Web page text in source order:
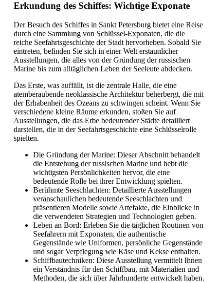
Erkundung des Schiffes: Wichtige Exponate
Der Besuch des Schiffes in Sankt Petersburg bietet eine Reise
durch eine Sammlung von Schlüssel-Exponaten, die die
reiche Seefahrtsgeschichte der Stadt hervorheben. Sobald Sie
eintreten, befinden Sie sich in einer Welt erstaunlicher
Ausstellungen, die alles von der Gründung der russischen
Marine bis zum alltäglichen Leben der Seeleute abdecken.
Das Erste, was auffällt, ist die zentrale Halle, die eine
atemberaubende neoklassische Architektur beherbergt, die mit
der Erhabenheit des Ozeans zu schwingen scheint. Wenn Sie
verschiedene kleine Räume erkunden, stoßen Sie auf
Ausstellungen, die das Erbe bedeutender Städte detailliert
darstellen, die in der Seefahrtsgeschichte eine Schlüsselrolle
spielten.
Die Gründung der Marine: Dieser Abschnitt behandelt
die Entstehung der russischen Marine und hebt die
wichtigsten Persönlichkeiten hervor, die eine
bedeutende Rolle bei ihrer Entwicklung spielten.
Berühmte Seeschlachten: Detaillierte Ausstellungen
veranschaulichen bedeutende Seeschlachten und
präsentieren Modelle sowie Artefakte, die Einblicke in
die verwendeten Strategien und Technologien geben.
Leben an Bord: Erleben Sie die täglichen Routinen von
Seefahrern mit Exponaten, die authentische
Gegenstände wie Uniformen, persönliche Gegenstände
und sogar Verpflegung wie Käse und Kekse enthalten.
Schiffbautechniken: Diese Ausstellung vermittelt Ihnen
ein Verständnis für den Schiffbau, mit Materialien und
Methoden, die sich über Jahrhunderte entwickelt haben.